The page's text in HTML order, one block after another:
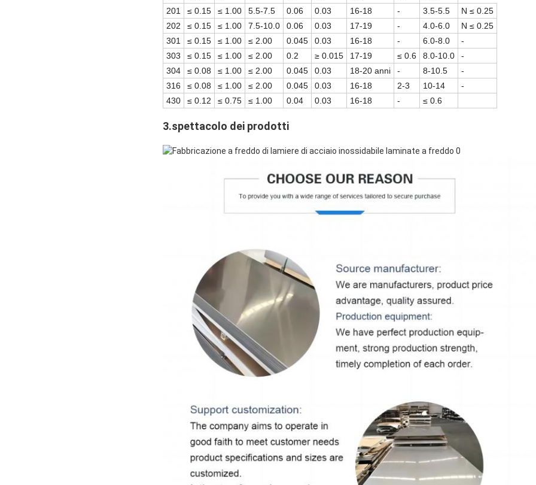
201
≤ 0.15 ≤ 1.00 5.5-7.5 0.06 0.03 16-18 - 3.5-5.5
N ≤ 0.25
202
≤ 0.15 ≤ 1.00 7.5-10.0 0.06 0.03 17-19 - 4.0-6.0
N ≤ 0.25
301
≤ 0.15 ≤ 1.00 ≤ 2.00 0.045 0.03 16-18 - 6.0-8.0
-
303
≤ 0.15 ≤ 1.00 ≤ 2.00 0.2 ≥ 0.015 17-19 ≤ 0.6 8.0-10.0
-
304
≤ 0.08 ≤ 1.00 ≤ 2.00 0.045 0.03 18-20 anni - 8-10.5
-
316
≤ 0.08 ≤ 1.00 ≤ 2.00 0.045 0.03 16-18 2-3 10-14
-
430
≤ 0.12 ≤ 0.75 ≤ 1.00 0.04 0.03 16-18 - ≤ 0.6
3.spettacolo dei prodotti